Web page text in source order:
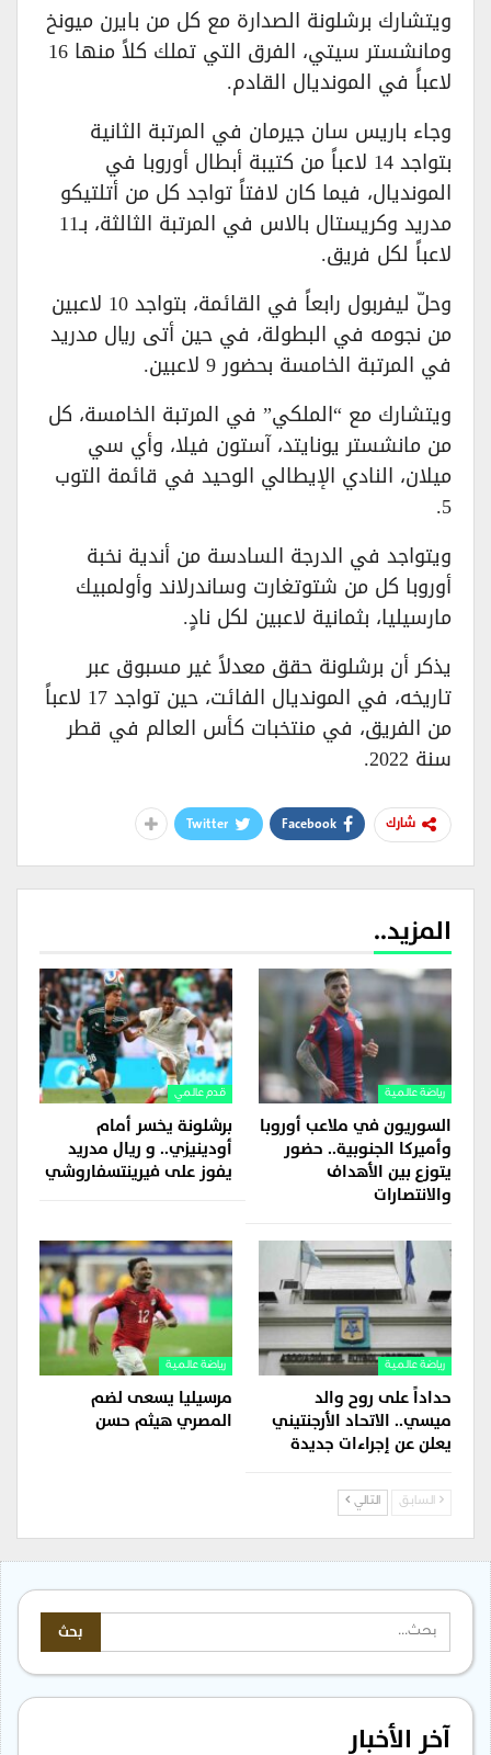
ويتشارك برشلونة الصدارة مع كل من بايرن ميونخ
ومانشستر سيتي، الفرق التي تملك كلاً منها 16
لاعباً في المونديال القادم.
وجاء باريس سان جيرمان في المرتبة الثانية
بتواجد 14 لاعباً من كتيبة أبطال أوروبا في
المونديال، فيما كان لافتاً تواجد كل من أتلتيكو
مدريد وكريستال بالاس في المرتبة الثالثة، بـ11
لاعباً لكل فريق.
وحلّ ليفربول رابعاً في القائمة، بتواجد 10 لاعبين
من نجومه في البطولة، في حين أتى ريال مدريد
في المرتبة الخامسة بحضور 9 لاعبين.
ويتشارك مع “الملكي” في المرتبة الخامسة، كل
من مانشستر يونايتد، آستون فيلا، وأي سي
ميلان، النادي الإيطالي الوحيد في قائمة التوب
5.
ويتواجد في الدرجة السادسة من أندية نخبة
أوروبا كل من شتوتغارت وساندرلاند وأولمبيك
مارسيليا، بثمانية لاعبين لكل نادٍ.
يذكر أن برشلونة حقق معدلاً غير مسبوق عبر
تاريخه، في المونديال الفائت، حين تواجد 17 لاعباً
من الفريق، في منتخبات كأس العالم في قطر
سنة 2022.
شارك Facebook
Twitter
المزيد..
رياضة عالمية
السوريون في ملاعب أوروبا
وأميركا الجنوبية.. حضور
يتوزع بين الأهداف
والانتصارات
قدم عالمي
برشلونة يخسر أمام
أودينيزي.. و ريال مدريد
يفوز على فيرينتسفاروشي
رياضة عالمية
حداداً على روح والد
ميسي.. الاتحاد الأرجنتيني
يعلن عن إجراءات جديدة
رياضة عالمية
مرسيليا يسعى لضم
المصري هيثم حسن
السابق التالي
آخر الأخبار